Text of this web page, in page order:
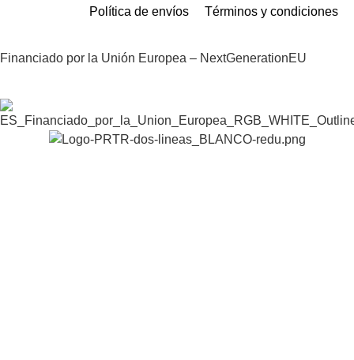
Política de envíos Términos y condiciones
Financiado por la Unión Europea – NextGenerationEU